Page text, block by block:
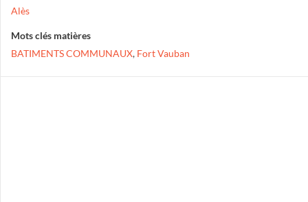
Alès
Mots clés matières
BATIMENTS COMMUNAUX, Fort Vauban